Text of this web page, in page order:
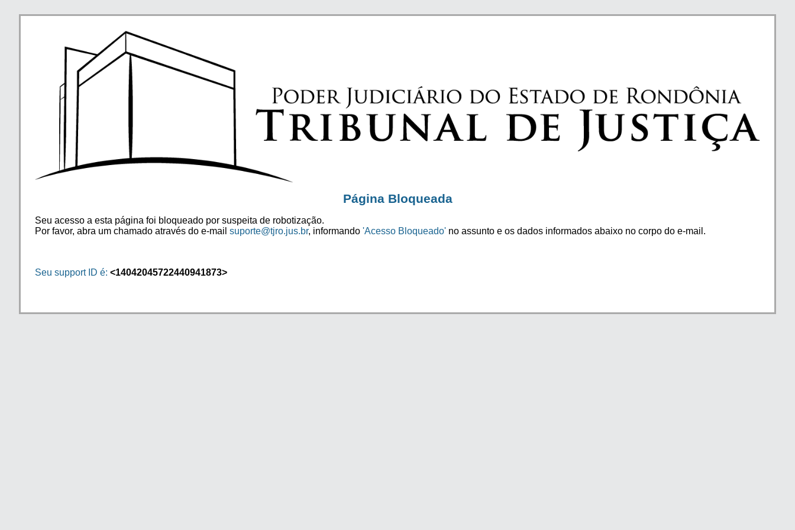
Página Bloqueada
Seu acesso a esta página foi bloqueado por suspeita de robotização.
Por favor, abra um chamado através do e-mail suporte@tjro.jus.br, informando 'Acesso Bloqueado' no assunto e os dados informados abaixo no corpo do e-mail.
Seu support ID é: <14042045722440941873>